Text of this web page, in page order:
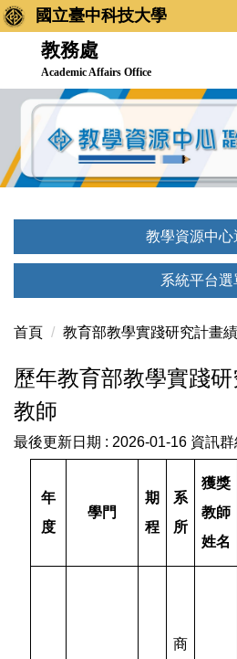
國立臺中科技大學
教務處
Academic Affairs Office
教學資源中心
教學資源中心選單
教學資源中心簡介
相關法規
業務執掌
常見問題
系統平台選
系統平台選單
創新教學平台(TronClass)
教務處線上印件系統(日間部)
首頁 教育部教學實踐研究計畫
歷年教育部教學實踐
教師
最後更新日期 : 2026-01-16 資訊群
年
度
學門
期
程
系
所
獲獎
教師
姓名
商